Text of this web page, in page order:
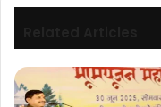
ढाँढस